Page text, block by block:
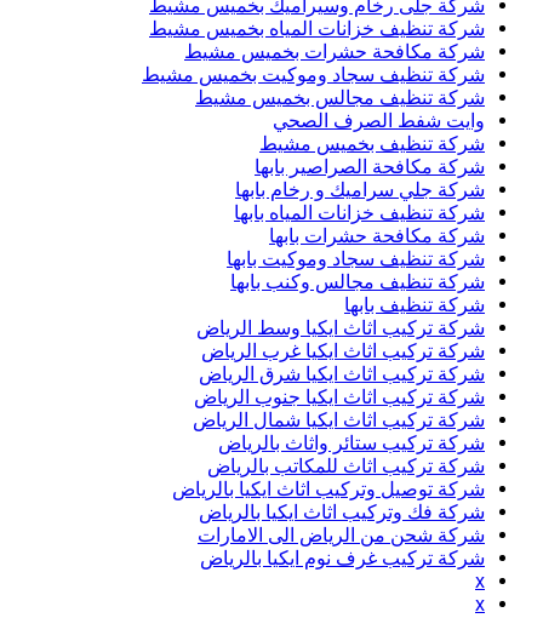
شركة جلى رخام وسيراميك بخميس مشيط
شركة تنظيف خزانات المياه بخميس مشيط
شركة مكافحة حشرات بخميس مشيط
شركة تنظيف سجاد وموكيت بخميس مشيط
شركة تنظيف مجالس بخميس مشيط
وايت شفط الصرف الصحي
شركة تنظيف بخميس مشيط
شركة مكافحة الصراصير بابها
شركة جلي سراميك و رخام بابها
شركة تنظيف خزانات المياه بابها
شركة مكافحة حشرات بابها
شركة تنظيف سجاد وموكيت بابها
شركة تنظيف مجالس وكنب بابها
شركة تنظيف بابها
شركة تركيب اثاث ايكيا وسط الرياض
شركة تركيب اثاث ايكيا غرب الرياض
شركة تركيب اثاث ايكيا شرق الرياض
شركة تركيب اثاث ايكيا جنوب الرياض
شركة تركيب اثاث ايكيا شمال الرياض
شركة تركيب ستائر واثاث بالرياض
شركة تركيب اثاث للمكاتب بالرياض
شركة توصيل وتركيب اثاث ايكيا بالرياض
شركة فك وتركيب اثاث ايكيا بالرياض
شركة شحن من الرياض الى الامارات
شركة تركيب غرف نوم ايكيا بالرياض
x
x